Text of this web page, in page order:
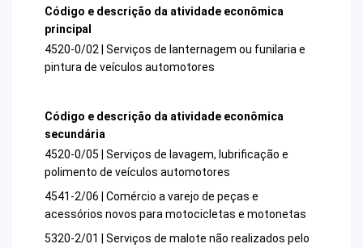
Código e descrição da atividade econômica
principal
4520-0/02 | Serviços de lanternagem ou funilaria e
pintura de veículos automotores
Código e descrição da atividade econômica
secundária
4520-0/05 | Serviços de lavagem, lubrificação e
polimento de veículos automotores
4541-2/06 | Comércio a varejo de peças e
acessórios novos para motocicletas e motonetas
5320-2/01 | Serviços de malote não realizados pelo